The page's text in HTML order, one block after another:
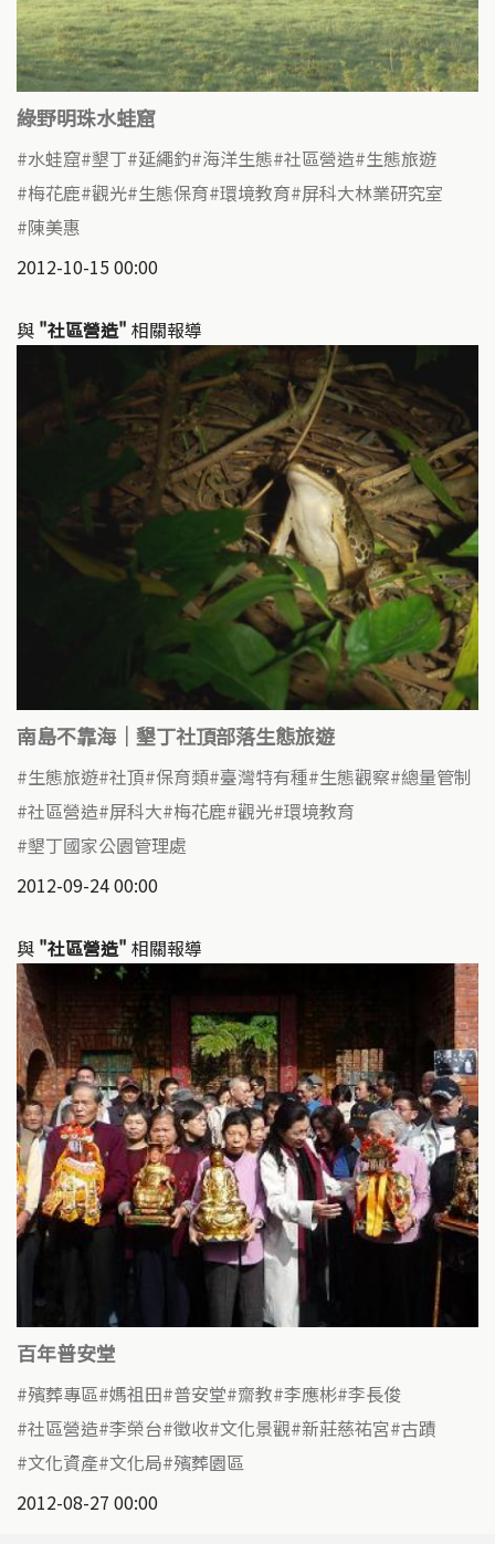
綠野明珠水蛙窟
水蛙窟 墾丁 延繩釣 海洋生態 社區營造 生態旅遊
梅花鹿 觀光 生態保育 環境教育 屏科大林業研究室
陳美惠
2012-10-15 00:00
與 "社區營造" 相關報導
南島不靠海｜墾丁社頂部落生態旅遊
生態旅遊 社頂 保育類 臺灣特有種 生態觀察 總量管制
社區營造 屏科大 梅花鹿 觀光 環境教育
墾丁國家公園管理處
2012-09-24 00:00
與 "社區營造" 相關報導
百年普安堂
殯葬專區 媽祖田 普安堂 齋教 李應彬 李長俊
社區營造 李榮台 徵收 文化景觀 新莊慈祐宮 古蹟
文化資產 文化局 殯葬園區
2012-08-27 00:00